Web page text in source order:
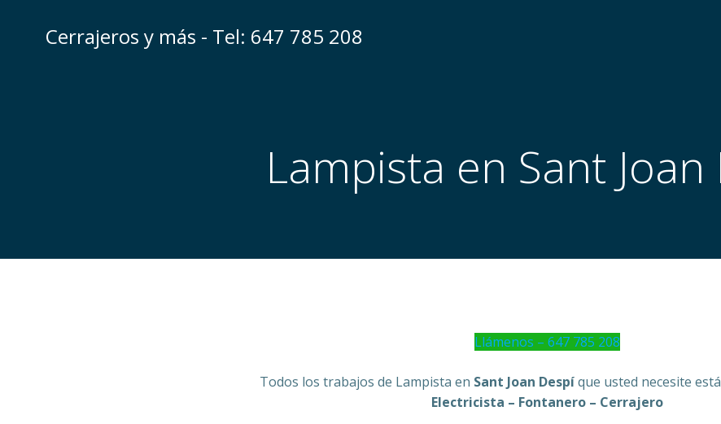
contenidoCerrajeros y más - Tel: 647 785 208
Lampista en Sant Joan
Llámenos – 647 785 208
Todos los trabajos de Lampista en Sant Joan Despíque usted necesite
Electricista – Fontanero – Cerrajero